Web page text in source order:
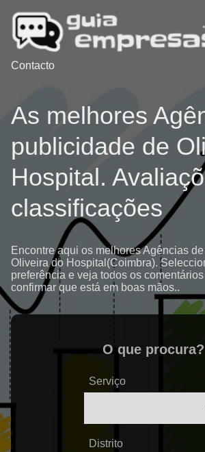
Contacto
As melhores
publicidade de
Hospital.
classificações
Encontre aqui os melhores Agências
Oliveira do Hospital(Coimbra).
preferência e veja todos os
confirmar que está em boas mãos..
O que procura?
Serviço
Distrito